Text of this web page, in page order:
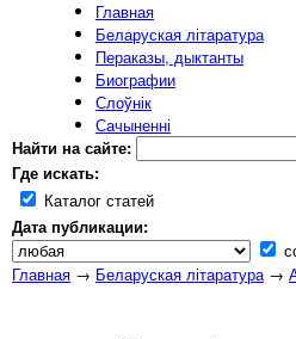
Главная
Беларуская літаратура
Пераказы, дыктанты
Биографии
Слоўнік
Сачыненні
Найти на сайте:
Где искать:
Каталог статей
Дата публикации:
Главная → Беларуская літаратура→